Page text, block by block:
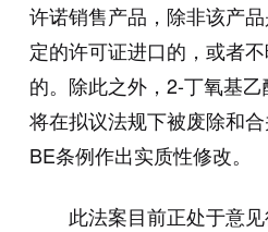
许诺销售产品，除非该产
定的许可证进口的，或者
的。除此之外，2-丁氧基乙
将在拟议法规下被废除和
BE条例作出实质性修改。
此法案目前正处于意